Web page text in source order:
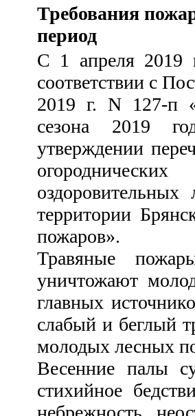
Требования
период
С 1 апреля 2019
соответствии с
2019 г. N 127-п
сезона 2019
утверждении
территории
пожаров».
Травяные
уничтожают
главных
слабый и беглый
молодых лесных
Весенние палы
стихийное